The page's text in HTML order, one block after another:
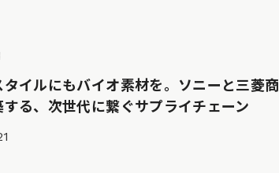
タイルにもバイオ素材を。ソニーと三菱商
する、次世代に繋ぐサプライチェーン